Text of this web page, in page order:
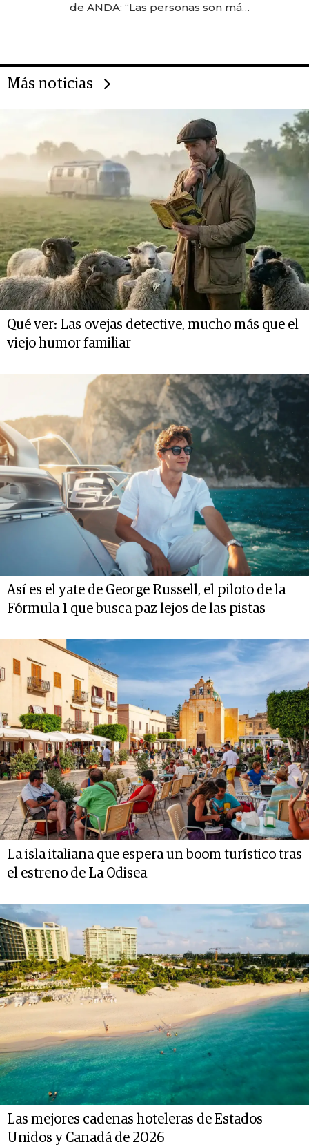
de ANDA: “Las personas son más
Más noticias
Qué ver: Las ovejas detective, mucho más que el
viejo humor familiar
Así es el yate de George Russell, el piloto de la
Fórmula 1 que busca paz lejos de las pistas
La isla italiana que espera un boom turístico tras
el estreno de La Odisea
Las mejores cadenas hoteleras de Estados
Unidos y Canadá de 2026